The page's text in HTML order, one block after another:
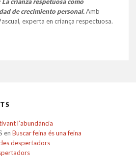
de crecimiento personal.Amb
experta en criança respectuosa.
l’abundància
en Buscar feina és una feina
despertadors